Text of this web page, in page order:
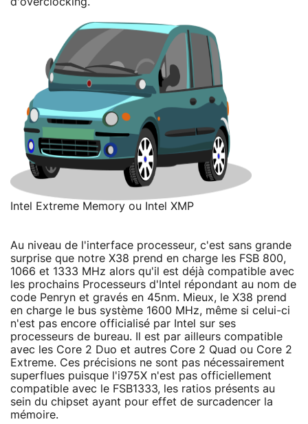
Intel Extreme Memory ou Intel XMP
Au niveau de l'interface processeur, c'est sans grande
surprise que notre X38 prend en charge les FSB 800,
1066 et 1333 MHz alors qu'il est déjà compatible avec
les prochains Processeurs d'Intel répondant au nom de
code Penryn et gravés en 45nm. Mieux, le X38 prend
en charge le bus système 1600 MHz, même si celui-ci
n'est pas encore officialisé par Intel sur ses
processeurs de bureau. Il est par ailleurs compatible
avec les Core 2 Duo et autres Core 2 Quad ou Core 2
Extreme. Ces précisions ne sont pas nécessairement
superflues puisque l'i975X n'est pas officiellement
compatible avec le FSB1333, les ratios présents au
sein du chipset ayant pour effet de surcadencer la
mémoire.